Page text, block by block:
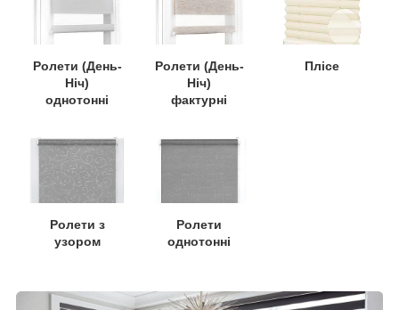
Ролети (День-
Ніч)
однотонні
Ролети (День-
Ніч)
фактурні
Плісе
Ролети з
узором
Ролети
однотонні